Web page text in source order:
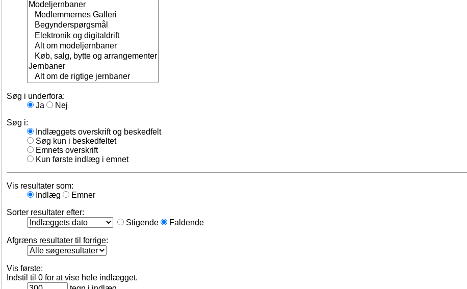
Søg i underfora:
Ja
Nej
Søg i:
Indlæggets overskrift og beskedfelt
Søg kun i beskedfeltet
Emnets overskrift
Kun første indlæg i emnet
Vis resultater som:
Indlæg
Emner
Sorter resultater efter:
Stigende
Faldende
Afgræns resultater til forrige:
Vis første:
Indstil til 0 for at vise hele indlægget.